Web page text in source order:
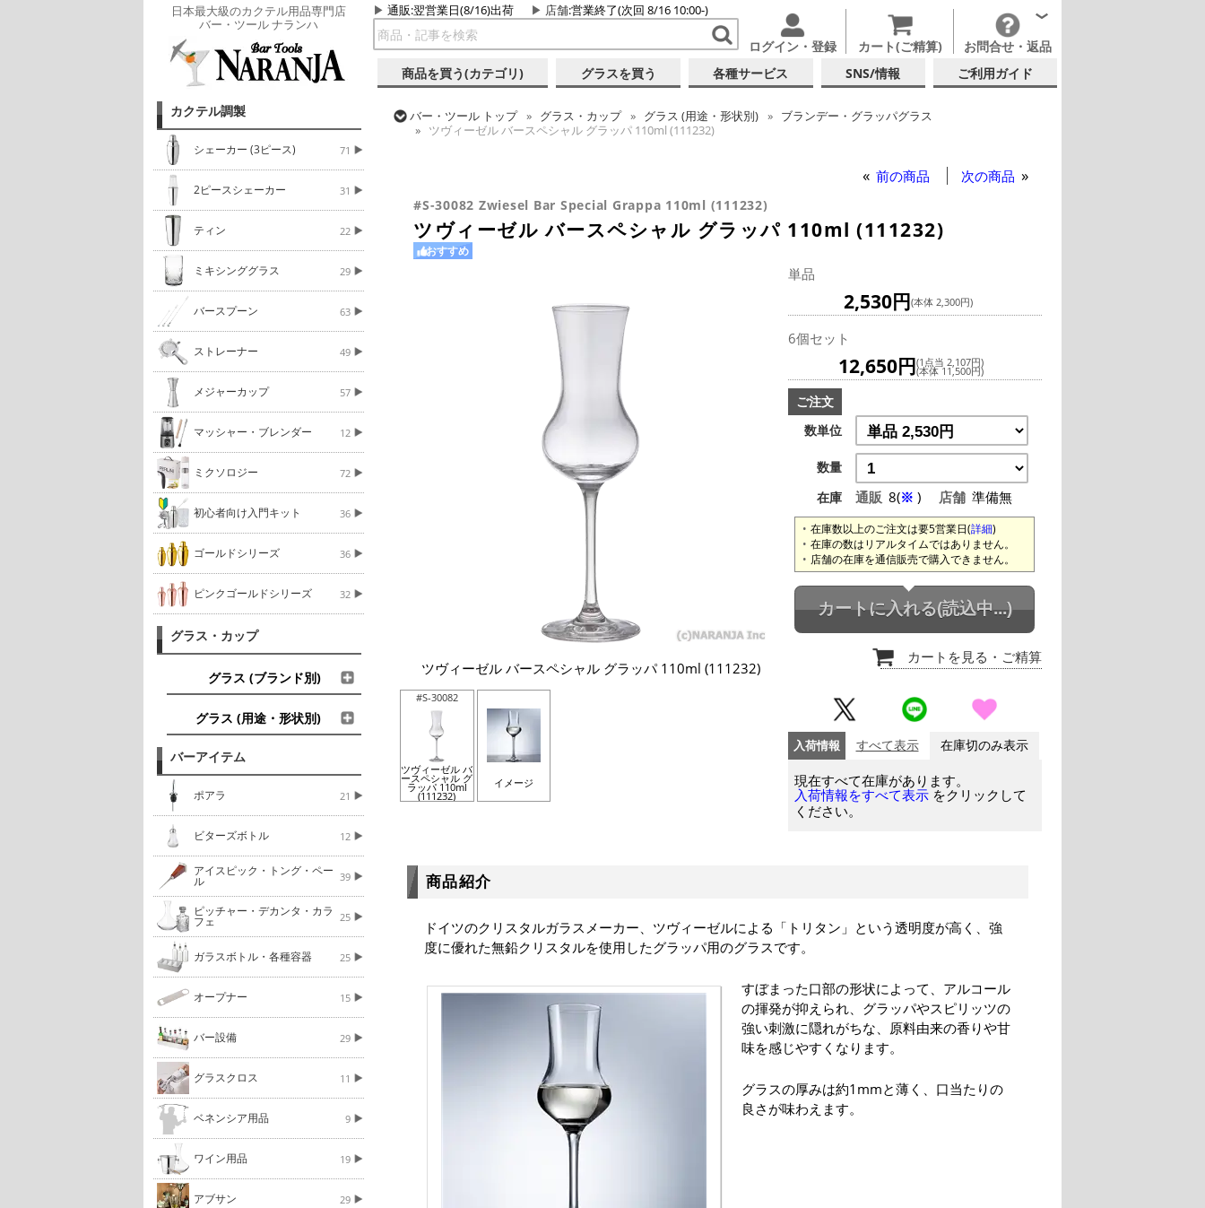
日本最大級のカクテル用品専門店
バー・ツール ナランハ
通販:翌営業日(8/16)出荷 店舗:営業終了(次回 8/16 10:00-)
ログイン・登録 カート(ご精算) お問合せ・返品
商品を買う(カテゴリ) グラスを買う 各種サービス SNS/情報 ご利用ガイド
カクテル調製
シェーカー (3ピース) 71
2ピースシェーカー 31
ティン 22
ミキシンググラス 29
バースプーン 63
ストレーナー 49
メジャーカップ 57
マッシャー・ブレンダー 12
ミクソロジー 72
初心者向け入門キット 36
ゴールドシリーズ 36
ピンクゴールドシリーズ 32
グラス・カップ
グラス (ブランド別)
グラス (用途・形状別)
バーアイテム
ポアラ 21
ビターズボトル 12
アイスピック・トング・ペー
ル 39
ピッチャー・デカンタ・カラ
フェ 25
ガラスボトル・各種容器 25
オープナー 15
バー設備 29
グラスクロス 11
ベネンシア用品 9
ワイン用品 19
アブサン 29
バー・ツール トップ グラス・カップ グラス (用途・形状別)
ブランデー・グラッパグラス
ツヴィーゼル バースペシャル グラッパ 110ml (111232)
前の商品 次の商品
#S-30082 Zwiesel Bar Special Grappa 110ml (111232)
ツヴィーゼル バースペシャル グラッパ 110ml (111232)
おすすめ
ツヴィーゼル バースペシャル グラッパ 110ml (111232)
#S-30082
ツヴィーゼル バ
ースペシャル グ
ラッパ 110ml
(111232)
イメージ
単品
2,530円(本体 2,300円)
6個セット
12,650円(1点当 2,107円)
(本体 11,500円)
ご注文
数単位
数量
在庫
通販 8(※ ) 店舗 準備無
在庫数以上のご注文は要5営業日(詳細)
在庫の数はリアルタイムではありません。
店舗の在庫を通信販売で購入できません。
カートに入れる(読込中...)
カートを見る ・ご精算
入荷情報 すべて表示 在庫切のみ表示
現在すべて在庫があります。
入荷情報をすべて表示 をクリックして
ください。
商品紹介
ドイツのクリスタルガラスメーカー、ツヴィーゼルによる「トリタン」という透明度が高く、強
度に優れた無鉛クリスタルを使用したグラッパ用のグラスです。
すぼまった口部の形状によって、アルコール
の揮発が抑えられ、グラッパやスピリッツの
強い刺激に隠れがちな、原料由来の香りや甘
味を感じやすくなります。
グラスの厚みは約1mmと薄く、口当たりの
良さが味わえます。